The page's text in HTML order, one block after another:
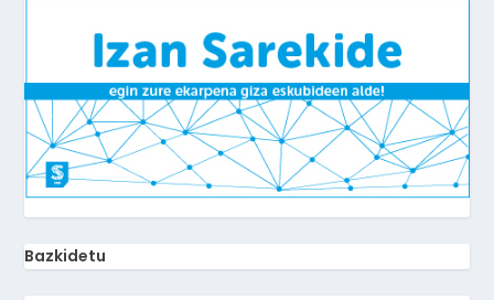
Bazkidetu